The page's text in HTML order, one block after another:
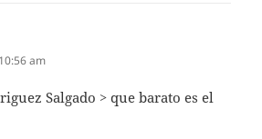
am
Salgado > que barato es el